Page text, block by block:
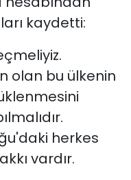
kaydetti:
olan bu ülkenin
herkes
vardır.